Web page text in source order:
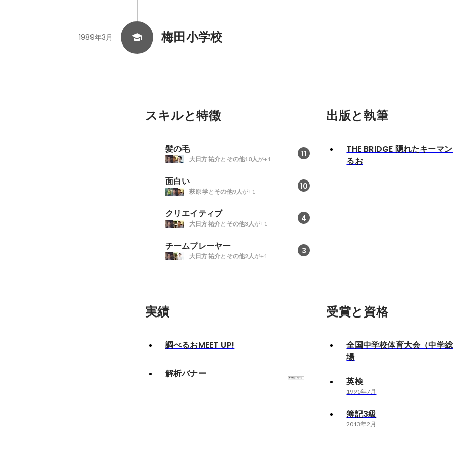
梅田小学校
1989年3月
スキルと特徴
髪の毛 11
大日方 祐介と その他10人が+1
面白い 10
萩原 学と その他9人が+1
クリエイティブ 4
大日方 祐介と その他3人が+1
チームプレーヤー 3
大日方 祐介と その他2人が+1
出版と執筆
THE BRIDGE 隠れたキーマ
るお
実績
調べるおMEET UP!
解析バナー
受賞と資格
全国中学校体育大会（中学
場
英検
1991年7月
簿記3級
2013年2月